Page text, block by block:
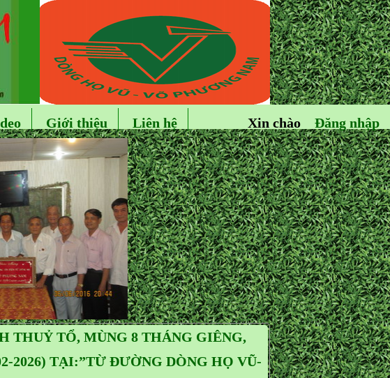
Giới thiệu Liên hệ Đăng nhập
Xin chào
THUỶ TỔ, MÙNG 8 THÁNG GIÊNG,
2026) TẠI:”TỪ ĐƯỜNG DÒNG HỌ VŨ-